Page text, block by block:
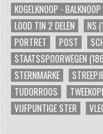
KOGELKNOOP - BALKNOOP
LOOD TIN 2 DELEN
NS
PORTRET
POST
STAATSSPOORWEGEN
STERNMARKE
TUDORROOS
VIJFPUNTIGE STER